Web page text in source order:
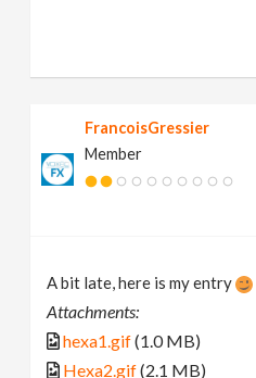
FrancoisGressier
Member
A bit late, here is my entry
Attachments:
hexa1.gif(1.0 MB)
Hexa2.gif(2.1 MB)